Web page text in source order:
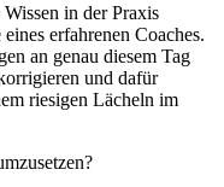
in der Praxis
erfahrenen Coaches.
an genau diesem Tag
und dafür
riesigen Lächeln im